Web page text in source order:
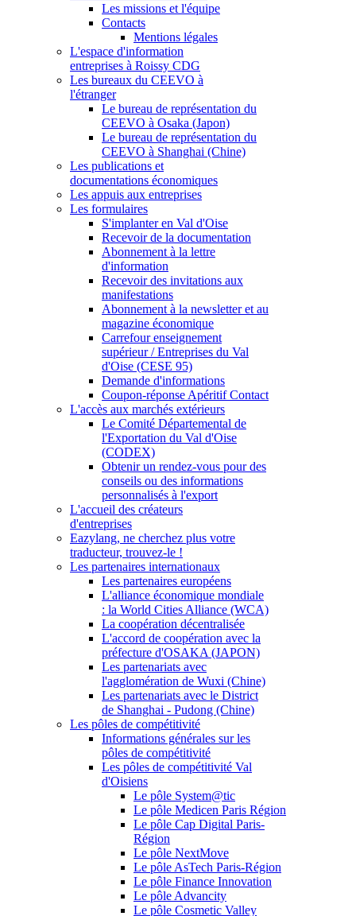
Les missions et l'équipe
Contacts
Mentions légales
L'espace d'information
entreprises à Roissy CDG
Les bureaux du CEEVO à
l'étranger
Le bureau de représentation du
CEEVO à Osaka (Japon)
Le bureau de représentation du
CEEVO à Shanghai (Chine)
Les publications et
documentations économiques
Les appuis aux entreprises
Les formulaires
S'implanter en Val d'Oise
Recevoir de la documentation
Abonnement à la lettre
d'information
Recevoir des invitations aux
manifestations
Abonnement à la newsletter et au
magazine économique
Carrefour enseignement
supérieur / Entreprises du Val
d'Oise (CESE 95)
Demande d'informations
Coupon-réponse Apéritif Contact
L'accès aux marchés extérieurs
Le Comité Départemental de
l'Exportation du Val d'Oise
(CODEX)
Obtenir un rendez-vous pour des
conseils ou des informations
personnalisés à l'export
L'accueil des créateurs
d'entreprises
Eazylang, ne cherchez plus votre
traducteur, trouvez-le !
Les partenaires internationaux
Les partenaires européens
L'alliance économique mondiale
: la World Cities Alliance (WCA)
La coopération décentralisée
L'accord de coopération avec la
préfecture d'OSAKA (JAPON)
Les partenariats avec
l'agglomération de Wuxi (Chine)
Les partenariats avec le District
de Shanghai - Pudong (Chine)
Les pôles de compétitivité
Informations générales sur les
pôles de compétitivité
Les pôles de compétitivité Val
d'Oisiens
Le pôle System@tic
Le pôle Medicen Paris Région
Le pôle Cap Digital Paris-
Région
Le pôle NextMove
Le pôle AsTech Paris-Région
Le pôle Finance Innovation
Le pôle Advancity
Le pôle Cosmetic Valley